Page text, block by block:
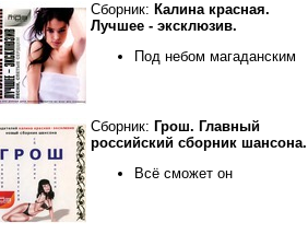
Сборник: Калина красная.
Лучшее - эксклюзив.
Под небом магаданским
Сборник: Грош. Главный
российский сборник шансона.
Всё сможет он